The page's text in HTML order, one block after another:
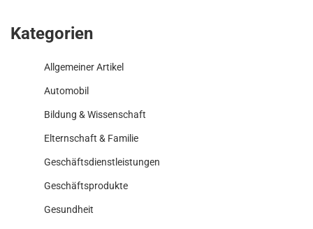
Kategorien
Allgemeiner Artikel
Automobil
Bildung & Wissenschaft
Elternschaft & Familie
Geschäftsdienstleistungen
Geschäftsprodukte
Gesundheit